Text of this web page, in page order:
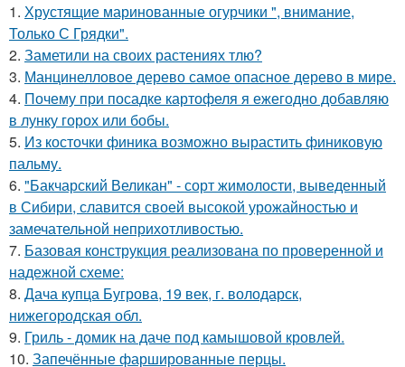
1. Хрустящие маринованные огурчики ", внимание,
Только С Грядки".
2. Заметили на своих растениях тлю?
3. Манцинелловое дерево самое опасное дерево в мире.
4. Почему при посадке картофеля я ежегодно добавляю
в лунку горох или бобы.
5. Из косточки финика возможно вырастить финиковую
пальму.
6. "Бакчарский Великан" - сорт жимолости, выведенный
в Сибири, славится своей высокой урожайностью и
замечательной неприхотливостью.
7. Базовая конструкция реализована по проверенной и
надежной схеме:
8. Дача купца Бугрова, 19 век, г. володарск,
нижегородская обл.
9. Гриль - домик на даче под камышовой кровлей.
10. Запечённые фаршированные перцы.